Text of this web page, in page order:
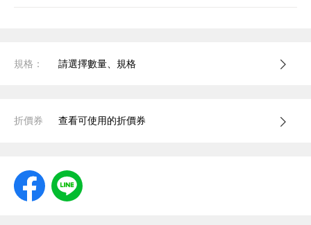
規格： 請選擇數量、規格
折價券 查看可使用的折價券